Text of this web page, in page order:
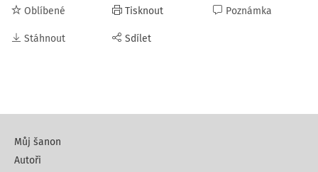
Oblíbené
Stáhnout
Tisknout
Sdílet
Poznámka
Můj šanon
Autoři